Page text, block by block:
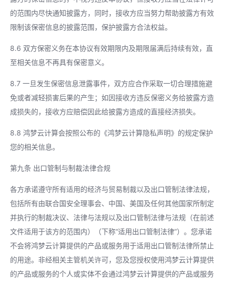
的范围内尽快通知披露方，同时，接收方应当努力帮助披露方有效
限制该保密信息的披露范围，保护披露方合法权益。
8.6 双方保密义务在本协议有效期限内及期限届满后持续有效，直
至相关信息不再具有保密意义。
8.7 一旦发生保密信息泄露事件，双方应合作采取一切合理措施避
免或者减轻损害后果的产生；如因接收方违反保密义务给披露方造
成损失的，接收方应赔偿因此给披露方造成的直接经济损失。
8.8 鸿梦云计算会按照公布的《鸿梦云计算隐私声明》的规定保护
您的相关信息。
第九条 出口管制与制裁法律合规
各方承诺遵守所有适用的经济与贸易制裁以及出口管制法律法规，
包括所有由联合国安全理事会、中国、美国及任何其他国家所制定
并执行的制裁决议、法律与法规以及出口管制法律与法规（在前述
文件适用于该方的范围内）（下称“适用出口管制法律”）。您承诺
不会将鸿梦云计算提供的产品或服务用于适用出口管制法律所禁止
的用途。非经相关主管机关许可，您及您授权使用鸿梦云计算提供
的产品或服务的个人或实体不会通过鸿梦云计算提供的产品或服务